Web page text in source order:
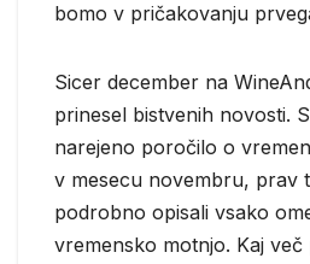
bomo v pričakovanju
Sicer december na
prinesel bistvenih novosti.
narejeno poročilo o
v mesecu novembru, prav
podrobno opisali vsako
vremensko motnjo. Kaj